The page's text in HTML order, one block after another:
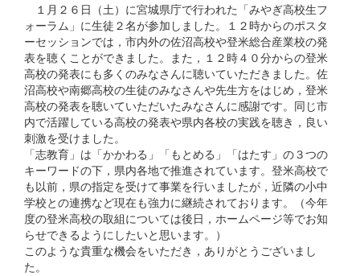
１月２６日（土）に宮城県庁で行われた「みやぎ高校生フ
ォーラム」に生徒２名が参加しました。１２時からのポスタ
ーセッションでは，市内外の佐沼高校や登米総合産業校の発
表を聴くことができました。また，１２時４０分からの登米
高校の発表にも多くのみなさんに聴いていただきました。佐
沼高校や南郷高校の生徒のみなさんや先生方をはじめ，登米
高校の発表を聴いていただいたみなさんに感謝です。同じ市
内で活躍している高校の発表や県内各校の実践を聴き，良い
刺激を受けました。
「志教育」は「かかわる」「もとめる」「はたす」の３つの
キーワードの下，県内各地で推進されています。登米高校で
も以前，県の指定を受けて事業を行いましたが，近隣の小中
学校との連携など現在も強力に継続されております。（今年
度の登米高校の取組については後日，ホームページ等でお知
らせできるようにしたいと思います。）
このような貴重な機会をいただき，ありがとうございまし
た。